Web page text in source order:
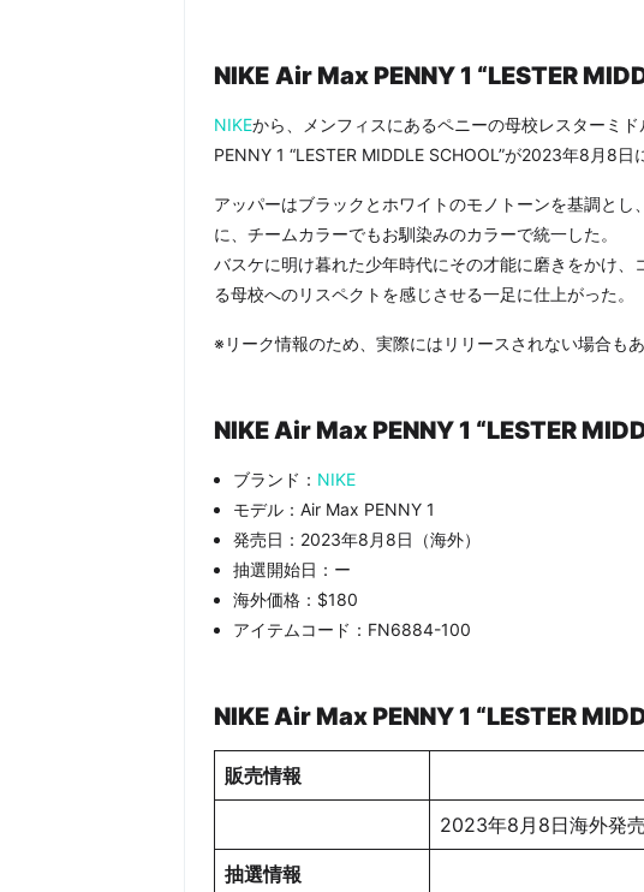
NIKE Air Max PENNY 1 “LESTER
NIKEから、メンフィスにあるペニーの母校レスターミ
PENNY 1 “LESTER MIDDLE SCHOOL”が2023年8月8日
アッパーはブラックとホワイトのモノトーンを基調と
に、チームカラーでもお馴染みのカラーで統一した。
バスケに明け暮れた少年時代にその才能に磨きをかけ
る母校へのリスペクトを感じさせる一足に仕上がった。
※リーク情報のため、実際にはリリースされない場合もあ
NIKEAir Max PENNY 1 “LESTER
ブランド： NIKE
モデル：Air Max PENNY 1
発売日：2023年8月8日（海外）
抽選開始日：ー
海外価格：$180
アイテムコード：FN6884-100
NIKE Air Max PENNY 1 “LESTER
販売情報
2023年8月8日海外発
抽選情報